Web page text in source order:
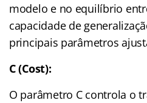
modelo e no equilíbrio
capacidade de
principais parâmetros
C (Cost):
O parâmetro C controla o